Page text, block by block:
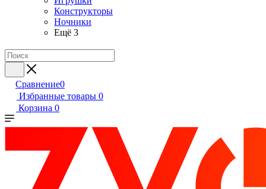
Конструкторы
Ночники
Ещё 3
Сравнение0
Избранные товары 0
Корзина 0